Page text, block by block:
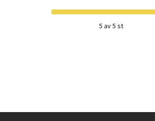
5 av 5 st